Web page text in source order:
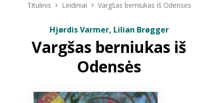
ELVIS atvyksta
Titulinis Leidiniai Vargšas berniukas iš Odensės
Hjørdis Varmer, Lilian Brøgger
Vargšas berniukas iš
Odensės